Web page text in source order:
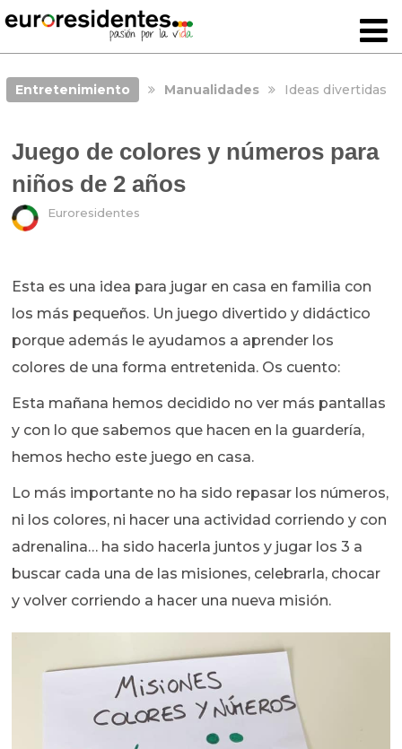
Entretenimiento Manualidades Ideas divertidas
Juego de colores y números para
niños de 2 años
Euroresidentes
Esta es una idea para jugar en casa en familia con
los más pequeños. Un juego divertido y didáctico
porque además le ayudamos a aprender los
colores de una forma entretenida. Os cuento:
Esta mañana hemos decidido no ver más pantallas
y con lo que sabemos que hacen en la guardería,
hemos hecho este juego en casa.
Lo más importante no ha sido repasar los números,
ni los colores, ni hacer una actividad corriendo y con
adrenalina… ha sido hacerla juntos y jugar los 3 a
buscar cada una de las misiones, celebrarla, chocar
y volver corriendo a hacer una nueva misión.